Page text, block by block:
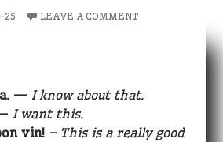
25 LEAVE A COMMENT
—I know about that.
I want this.
vin! – This is a really good